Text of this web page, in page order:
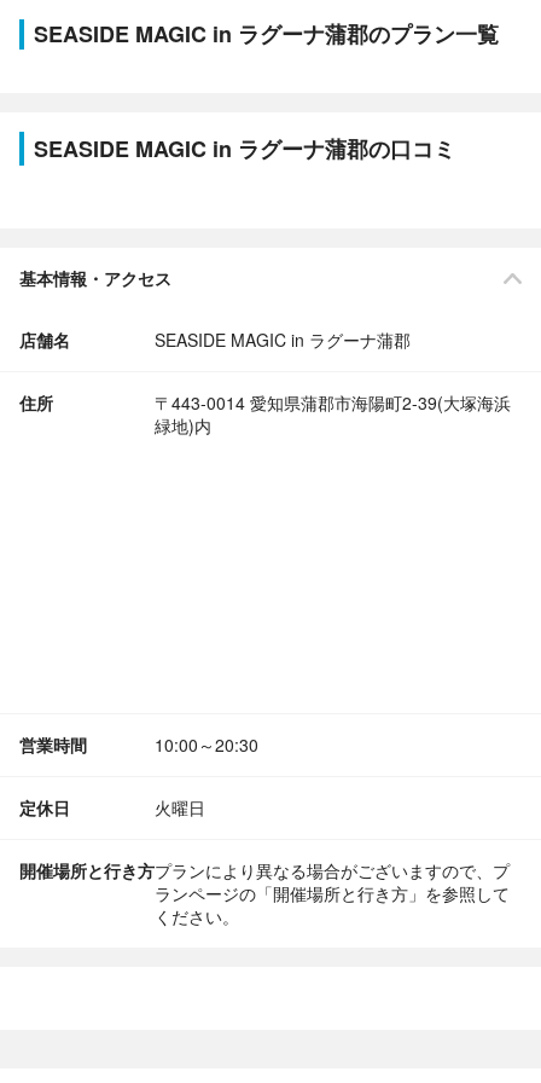
SEASIDE MAGIC in ラグーナ蒲郡のプラン一覧
SEASIDE MAGIC in ラグーナ蒲郡の口コミ
基本情報・アクセス
店舗名 SEASIDE MAGIC in ラグーナ蒲郡
住所
〒443-0014 愛知県蒲郡市海陽町2-39(大塚海浜
緑地)内
営業時間 10:00～20:30
定休日 火曜日
開催場所と行き方プランにより異なる場合がございますので、プ
ランページの「開催場所と行き方」を参照して
ください。